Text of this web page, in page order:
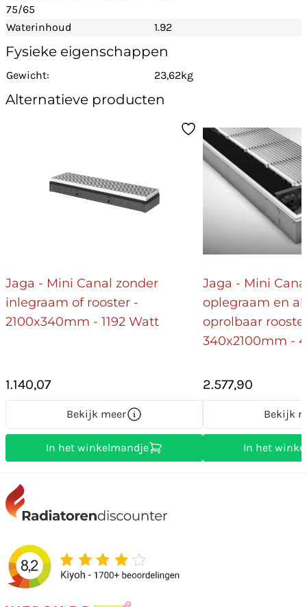
75/65
Waterinhoud 1.92
Fysieke eigenschappen
Gewicht: 23,62kg
Alternatieve producten
Jaga - Mini Canal zonder
inlegraam of rooster -
2100x340mm - 1192 Watt
1.140,07
Bekijk meer
In het winkelmandje
Jaga - Mini
oplegraam en
oprolbaar
340x2100mm -
2.577,90
Bekijk
In het